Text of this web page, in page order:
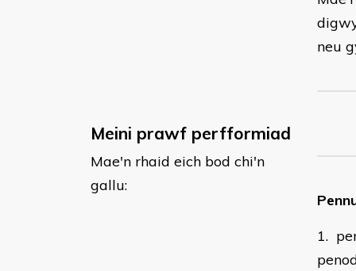
neu
Meini prawf perfformiad
Mae'n rhaid eich bod chi'n
gallu:
1.